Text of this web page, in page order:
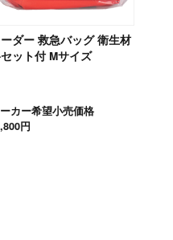
ーダー 救急バッグ 衛生材
ット付 Mサイズ
カー希望小売価格
円